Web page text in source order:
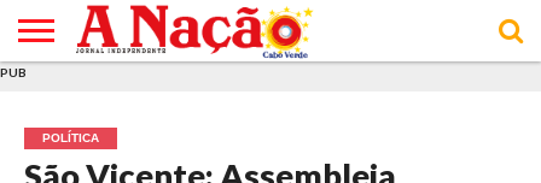
E DE
COOKIES
DE
UTILIZAÇÃO
PUB
POLÍTICA